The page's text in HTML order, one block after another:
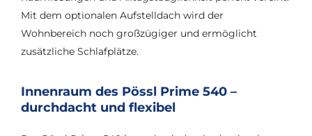
Mit dem optionalen Aufstelldach wird der
Wohnbereich noch großzügiger und ermöglicht
zusätzliche Schlafplätze.
Innenraum des Pössl Prime 540 –
durchdacht und flexibel